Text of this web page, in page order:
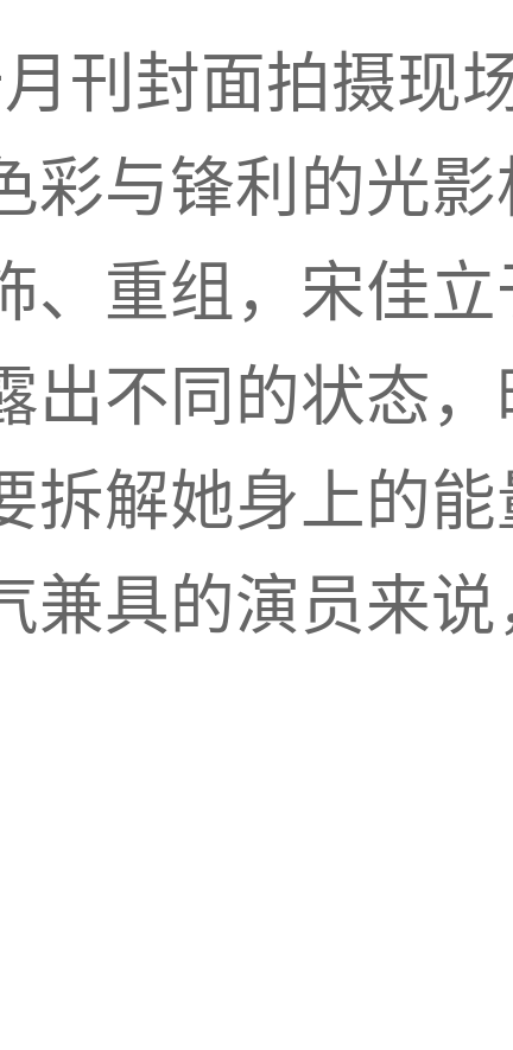
刊封面拍摄现
彩与锋利的光
、重组，宋佳
出不同的状态，
拆解她身上的
兼具的演员来